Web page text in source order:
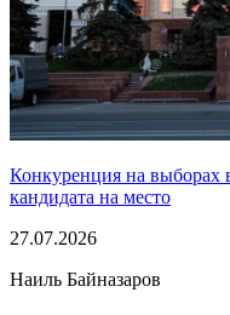
Конкуренция на выборах
кандидата на место
27.07.2026
Наиль Байназаров